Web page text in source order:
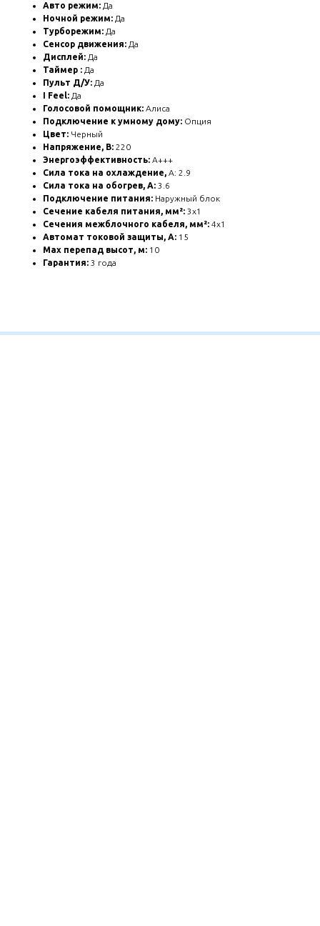
Авто режим: Да
Ночной режим: Да
Турборежим: Да
Сенсор движения: Да
Дисплей: Да
Таймер : Да
Пульт Д/У: Да
I Feel: Да
Голосовой помощник: Алиса
Подключение к умному дому: Опция
Цвет: Черный
Напряжение, В: 220
Энергоэффективность: A+++
Сила тока на охлаждение, А: 2.9
Сила тока на обогрев, А: 3.6
Подключение питания: Наружный блок
Сечение кабеля питания, мм²: 3x1
Сечения межблочного кабеля, мм²: 4x1
Автомат токовой защиты, А: 15
Max перепад высот, м: 10
Гарантия: 3 года